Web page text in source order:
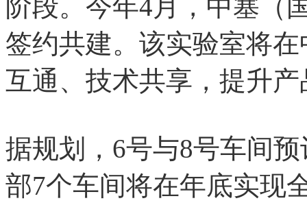
阶段。今年4月，中塞（
签约共建。该实验室将
互通、技术共享，提升
据规划，6号与8号车间
部7个车间将在年底实现